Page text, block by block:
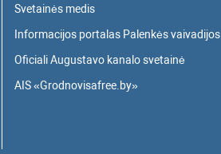
Svetainės medis
Informacijos portalas Palenkės vaivadijos
Oficiali Augustavo kanalo svetainė
AIS «Grodnovisafree.by»